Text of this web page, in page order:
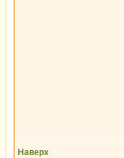
Наверх